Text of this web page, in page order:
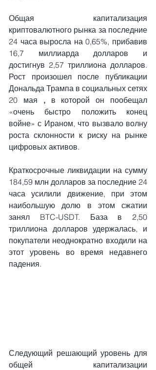
Общая капитализация
криптовалютного рынка за последние
24 часа выросла на 0,65%, прибавив
16,7 миллиарда долларов и
достигнув 2,57 триллиона долларов.
Рост произошел после публикации
Дональда Трампа в социальных сетях
20 мая , в которой он пообещал
«очень быстро положить конец
войне» с Ираном, что вызвало волну
роста склонности к риску на рынке
цифровых активов.
Краткосрочные ликвидации на сумму
184,59 млн долларов за последние 24
часа усилили движение, при этом
наибольшую долю в этом сжатии
занял BTC-USDT. База в 2,50
триллиона долларов удержалась, и
покупатели неоднократно входили на
этот уровень во время недавнего
падения.
Следующий решающий уровень для
общей капитализации